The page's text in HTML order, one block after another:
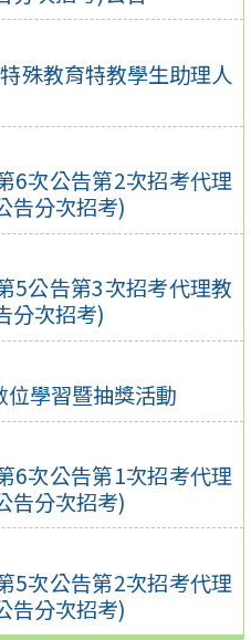
殊教育特教學生助理人
6次公告第2次招考代理
告分次招考)
5公告第3次招考代理教
分次招考)
學習暨抽獎活動
6次公告第1次招考代理
告分次招考)
5次公告第2次招考代理
告分次招考)